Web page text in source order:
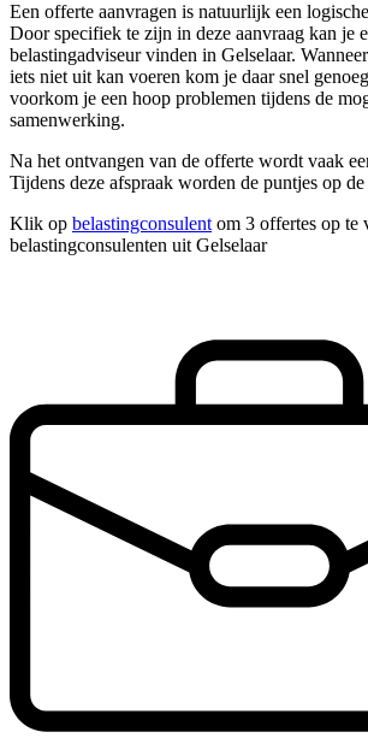
Een offerte aanvragen is natuurlijk een
Door specifiek te zijn in deze aanvraag kan je
belastingadviseur vinden in Gelselaar.
iets niet uit kan voeren kom je daar snel
voorkom je een hoop problemen tijdens de
samenwerking.
Na het ontvangen van de offerte wordt vaak
Tijdens deze afspraak worden de puntjes op de
Klik op belastingconsulent om 3 offertes op te
belastingconsulenten uit Gelselaar